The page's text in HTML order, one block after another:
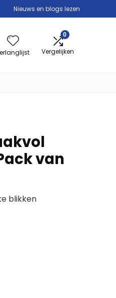
Nieuws en blogs lezen
0
Vergelijken
van
blikken